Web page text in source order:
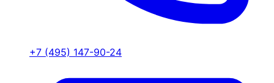
+7 (495) 147-90-24